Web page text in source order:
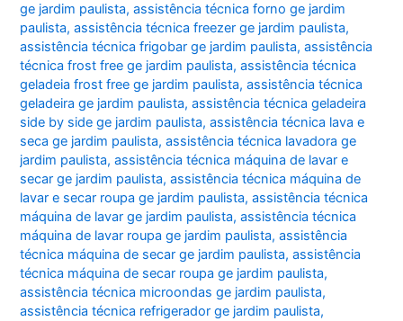
ge jardim paulista,assistência técnica forno ge jardim
paulista,assistência técnica freezer ge jardim paulista,
assistência técnica frigobar ge jardim paulista,assistência
técnica frost free ge jardim paulista,assistência técnica
geladeia frost free ge jardim paulista,assistência técnica
geladeira ge jardim paulista,assistência técnica geladeira
side by side ge jardim paulista,assistência técnica lava e
seca ge jardim paulista,assistência técnica lavadora ge
jardim paulista,assistência técnica máquina de lavar e
secar ge jardim paulista,assistência técnica máquina de
lavar e secar roupa ge jardim paulista,assistência técnica
máquina de lavar ge jardim paulista,assistência técnica
máquina de lavar roupa ge jardim paulista,assistência
técnica máquina de secar ge jardim paulista,assistência
técnica máquina de secar roupa ge jardim paulista,
assistência técnica microondas ge jardim paulista,
assistência técnica refrigerador ge jardim paulista,